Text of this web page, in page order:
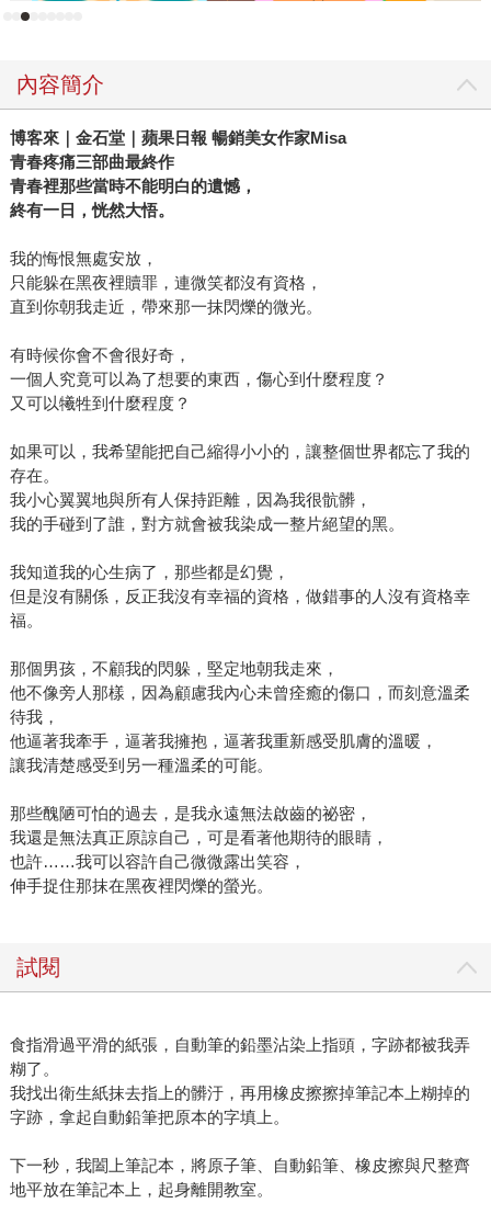
內容簡介
博客來｜金石堂｜蘋果日報 暢銷美女作家Misa
青春疼痛三部曲最終作
青春裡那些當時不能明白的遺憾，
終有一日，恍然大悟。
我的悔恨無處安放，
只能躲在黑夜裡贖罪，連微笑都沒有資格，
直到你朝我走近，帶來那一抹閃爍的微光。
有時候你會不會很好奇，
一個人究竟可以為了想要的東西，傷心到什麼程度？
又可以犧牲到什麼程度？
如果可以，我希望能把自己縮得小小的，讓整個世界都忘了我的
存在。
我小心翼翼地與所有人保持距離，因為我很骯髒，
我的手碰到了誰，對方就會被我染成一整片絕望的黑。
我知道我的心生病了，那些都是幻覺，
但是沒有關係，反正我沒有幸福的資格，做錯事的人沒有資格幸
福。
那個男孩，不顧我的閃躲，堅定地朝我走來，
他不像旁人那樣，因為顧慮我內心未曾痊癒的傷口，而刻意溫柔
待我，
他逼著我牽手，逼著我擁抱，逼著我重新感受肌膚的溫暖，
讓我清楚感受到另一種溫柔的可能。
那些醜陋可怕的過去，是我永遠無法啟齒的祕密，
我還是無法真正原諒自己，可是看著他期待的眼睛，
也許……我可以容許自己微微露出笑容，
伸手捉住那抹在黑夜裡閃爍的螢光。
試閱
食指滑過平滑的紙張，自動筆的鉛墨沾染上指頭，字跡都被我弄
糊了。
我找出衛生紙抹去指上的髒汙，再用橡皮擦擦掉筆記本上糊掉的
字跡，拿起自動鉛筆把原本的字填上。
下一秒，我闔上筆記本，將原子筆、自動鉛筆、橡皮擦與尺整齊
地平放在筆記本上，起身離開教室。